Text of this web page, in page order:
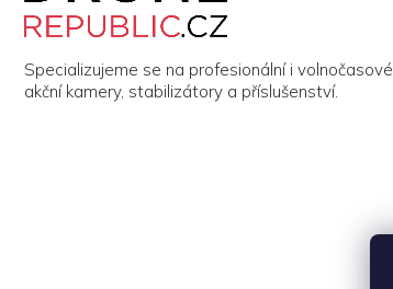
Specializujeme se na profesionální i
akční kamery, stabilizátory a příslušenství.